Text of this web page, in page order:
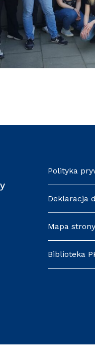
Polityka
Deklaracja
Mapa strony
Biblioteka